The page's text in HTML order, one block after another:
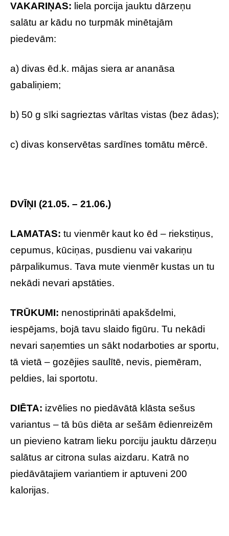
VAKARIŅAS: liela porcija jauktu dārzeņu
salātu ar kādu no turpmāk minētajām
piedevām:
a) divas ēd.k. mājas siera ar ananāsa
gabaliņiem;
b) 50 g sīki sagrieztas vārītas vistas (bez ādas);
c) divas konservētas sardīnes tomātu mērcē.
DVĪŅI (21.05. – 21.06.)
LAMATAS: tu vienmēr kaut ko ēd – riekstiņus,
cepumus, kūciņas, pusdienu vai vakariņu
pārpalikumus. Tava mute vienmēr kustas un tu
nekādi nevari apstāties.
TRŪKUMI: nenostiprināti apakšdelmi,
iespējams, bojā tavu slaido figūru. Tu nekādi
nevari saņemties un sākt nodarboties ar sportu,
tā vietā – gozējies saulītē, nevis, piemēram,
peldies, lai sportotu.
DIĒTA: izvēlies no piedāvātā klāsta sešus
variantus – tā būs diēta ar sešām ēdienreizēm
un pievieno katram lieku porciju jauktu dārzeņu
salātus ar citrona sulas aizdaru. Katrā no
piedāvātajiem variantiem ir aptuveni 200
kalorijas.